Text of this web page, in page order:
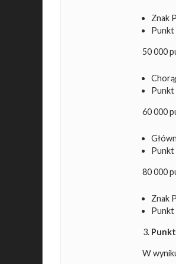
Znak
Punkt
50 000
Punkt
60 000
Punkt
80 000
Znak
Punkt
W